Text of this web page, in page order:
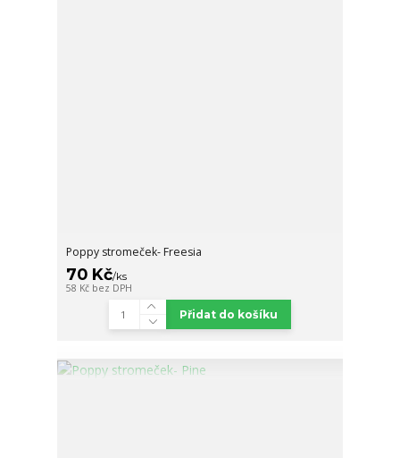
Poppy stromeček- Freesia
70 Kč/ks
58 Kč bez DPH
Přidat do košíku